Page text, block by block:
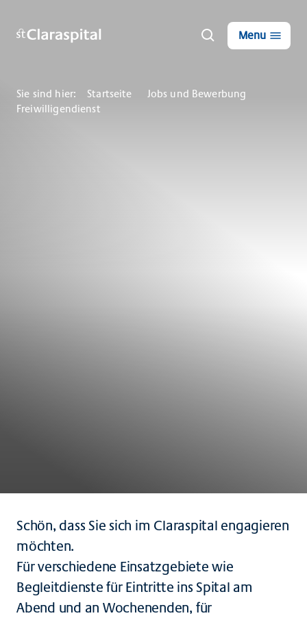
Menu
Sie sind hier: Startseite
Jobs und Bewerbung
Freiwilligendienst
Schön, dass Sie sich im Claraspital engagieren
möchten.
Für verschiedene Einsatzgebiete wie
Begleitdienste für Eintritte ins Spital am
Abend und an Wochenenden, für